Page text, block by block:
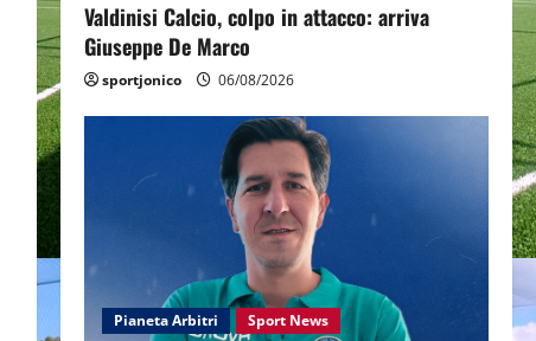
Valdinisi Calcio, colpo in attacco: arriva
Giuseppe De Marco
sportjonico 06/08/2026
Pianeta Arbitri Sport News